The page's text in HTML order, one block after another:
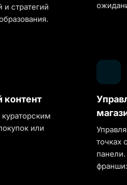
стратегий
контент
или
точках